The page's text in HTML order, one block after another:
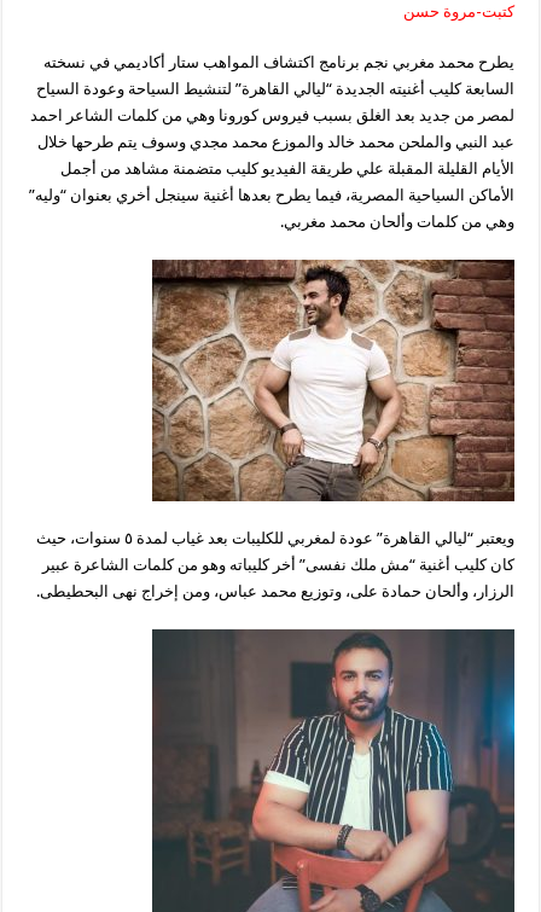
بعد
غياب
بأحدث
أغنياته
الجديدة
“ليالي
القاهرة
”
لتنشيط
السياحة
كتبت-مروة حسن
يطرح محمد مغربي نجم برنامج اكتشاف المواهب ستار أكاديمي في نسخته
السابعة كليب أغنيته الجديدة “ليالي القاهرة” لتنشيط السياحة وعودة السياح
لمصر من جديد بعد الغلق بسبب فيروس كورونا وهي من كلمات الشاعر احمد
عبد النبي والملحن محمد خالد والموزع محمد مجدي وسوف يتم طرحها خلال
الأيام القليلة المقبلة علي طريقة الفيديو كليب متضمنة مشاهد من أجمل
الأماكن السياحية المصرية، فيما يطرح بعدها أغنية سينجل أخري بعنوان “وليه”
وهي من كلمات وألحان محمد مغربي.
ويعتبر “ليالي القاهرة” عودة لمغربي للكليبات بعد غياب لمدة ٥ سنوات، حيث
كان كليب أغنية “مش ملك نفسى” أخر كليباته وهو من كلمات الشاعرة عبير
الرزار، وألحان حمادة على، وتوزيع محمد عباس، ومن إخراج نهى البحطيطى.